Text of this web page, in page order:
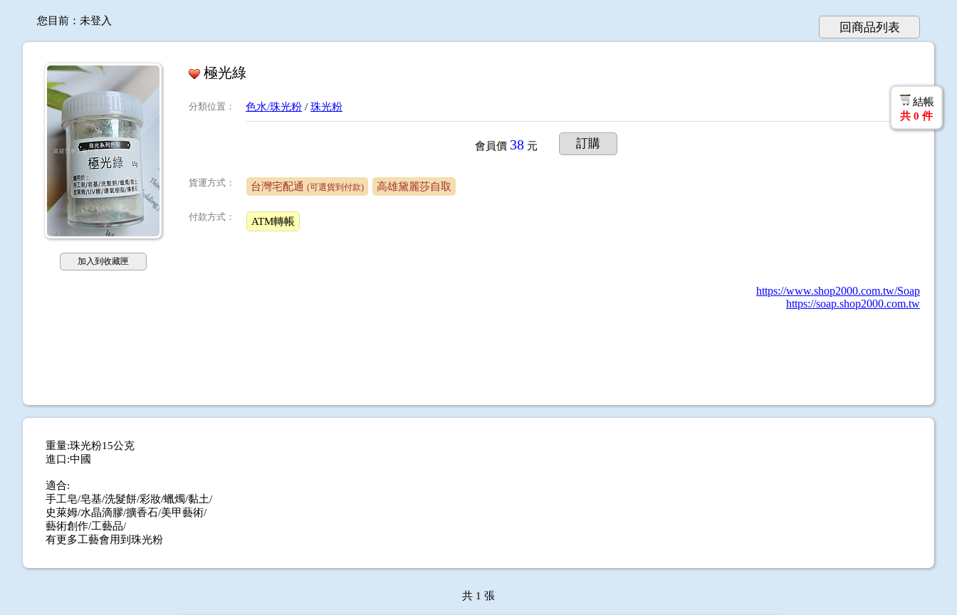
您目前： 未登入 回商品列表
加入到收藏匣
極光綠
分類位置 ： 色水/珠光粉 / 珠光粉
會員價 38 元 訂購
貨運方式： 台灣宅配通 (可選貨到付款) 高雄黛麗莎自取
付款方式： ATM轉帳
https://www.shop2000.com.tw/Soap
https://soap.shop2000.com.tw
結帳
共 0 件
重量:珠光粉15公克
進口:中國
適合:
手工皂/皂基/洗髮餅/彩妝/蠟燭/黏土/
史萊姆/水晶滴膠/擴香石/美甲藝術/
藝術創作/工藝品/
有更多工藝會用到珠光粉
共 1 張